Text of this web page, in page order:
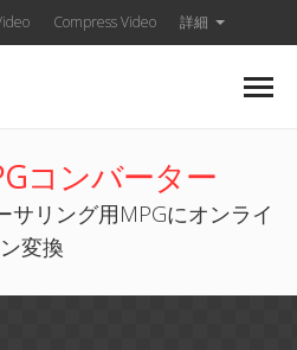
Compress Video 詳細
コンバーター
サリング用MPGにオンライ
ン変換